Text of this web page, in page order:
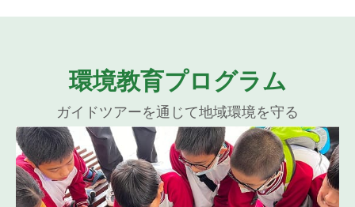
環境教育プログラム
ガイドツアーを通じて地域環境を守る